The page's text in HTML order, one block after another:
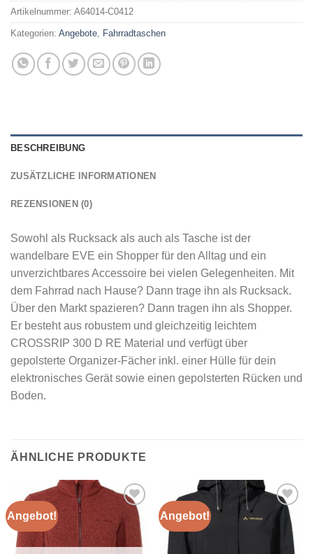
Artikelnummer: A64014-C0412
Kategorien: Angebote Fahrradtaschen
BESCHREIBUNG
ZUSÄTZLICHE INFORMATIONEN
REZENSIONEN (0)
Sowohl als Rucksack als auch als Tasche ist der
wandelbare EVE ein Shopper für den Alltag und ein
unverzichtbares Accessoire bei vielen Gelegenheiten. Mit
dem Fahrrad nach Hause? Dann trage ihn als Rucksack.
Über den Markt spazieren? Dann tragen ihn als Shopper.
Er besteht aus robustem und gleichzeitig leichtem
CROSSRIP 300 D RE Material und verfügt über
gepolsterte Organizer-Fächer inkl. einer Hülle für dein
elektronisches Gerät sowie einen gepolsterten Rücken und
Boden.
ÄHNLICHE PRODUKTE
Angebot!
Add to
wishlist
Angebot!
Add to
wishlist